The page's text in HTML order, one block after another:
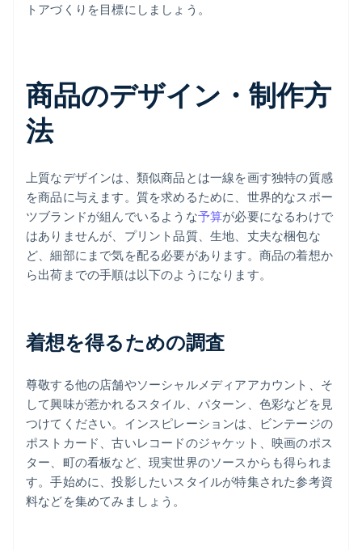
トアづくりを目標にしましょう。
商品のデザイン・制作方
法
上質なデザインは、類似商品とは一線を画す独特の質感
を商品に与えます。質を求めるために、世界的なスポー
ツブランドが組んでいるような予算が必要になるわけで
はありませんが、プリント品質、生地、丈夫な梱包な
ど、細部にまで気を配る必要があります。商品の着想か
ら出荷までの手順は以下のようになります。
着想を得るための調査
尊敬する他の店舗やソーシャルメディアアカウント、そ
して興味が惹かれるスタイル、パターン、色彩などを見
つけてください。インスピレーションは、ビンテージの
ポストカード、古いレコードのジャケット、映画のポス
ター、町の看板など、現実世界のソースからも得られま
す。手始めに、投影したいスタイルが特集された参考資
料などを集めてみましょう。